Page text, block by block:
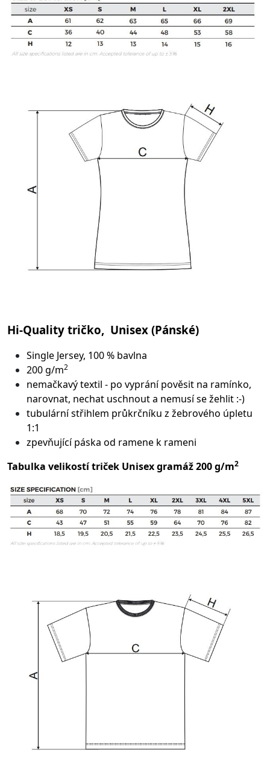
Hi-Quality tričko, Unisex (Pánské)
Single Jersey, 100 % bavlna
200 g/m2
nemačkavý textil - po vyprání pověsit na ramínko,
narovnat, nechat uschnout a nemusí se žehlit :-)
tubulární střihlem průkrčníku z žebrového úpletu
1:1
zpevňující páska od ramene k rameni
Tabulka velikostí triček Unisex gramáž 200 g/m2